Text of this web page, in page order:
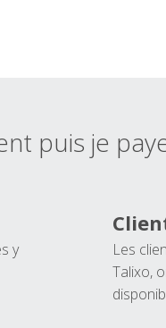
puis je
y
Les
Talixo,